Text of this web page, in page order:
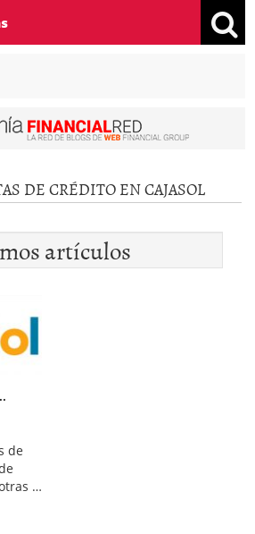
DE CRÉDITO EN CAJASOL
artículos
de
…